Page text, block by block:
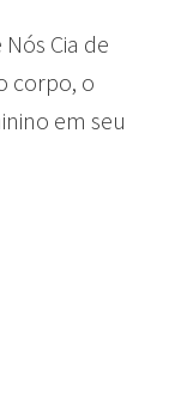
Cia de
corpo, o
em seu